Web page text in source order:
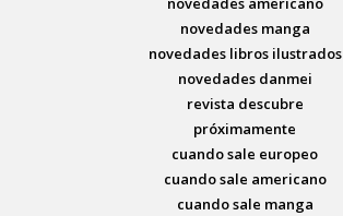
novedades manga
novedades libros ilustrados
novedades danmei
revista descubre
próximamente
cuando sale europeo
cuando sale americano
cuando sale manga